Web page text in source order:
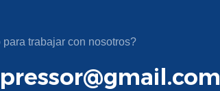
para trabajar con nosotros?